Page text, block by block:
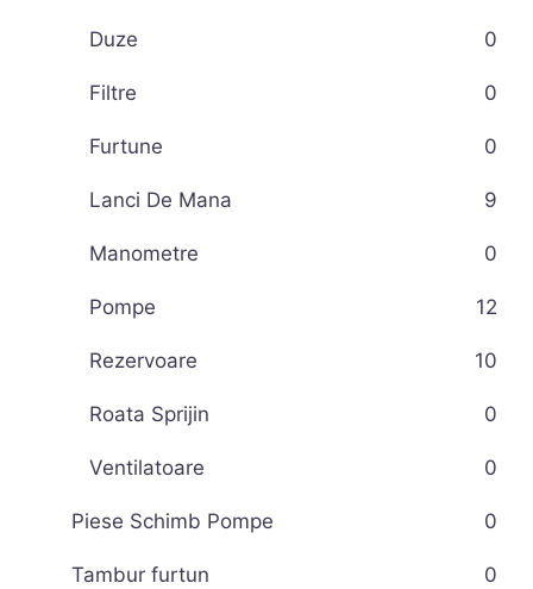
Duze 0
Filtre 0
Furtune 0
Lanci De Mana 9
Manometre 0
Pompe 12
Rezervoare 10
Roata Sprijin 0
Ventilatoare 0
Piese Schimb Pompe 0
Tambur furtun 0